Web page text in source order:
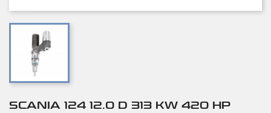
SCANIA 124 12.0 D 313 KW 420 HP